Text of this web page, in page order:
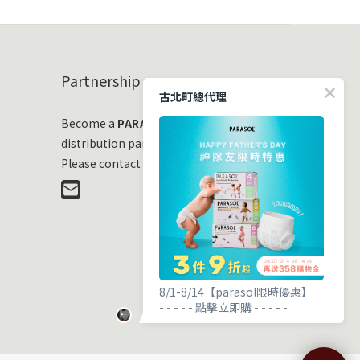
Partnership
Become a PARASOL
distribution partner
Please contact us at any time!
古北町總代理
8/1-8/14【parasol限時優惠】
- - - - - 點擊立即購 - - - - -